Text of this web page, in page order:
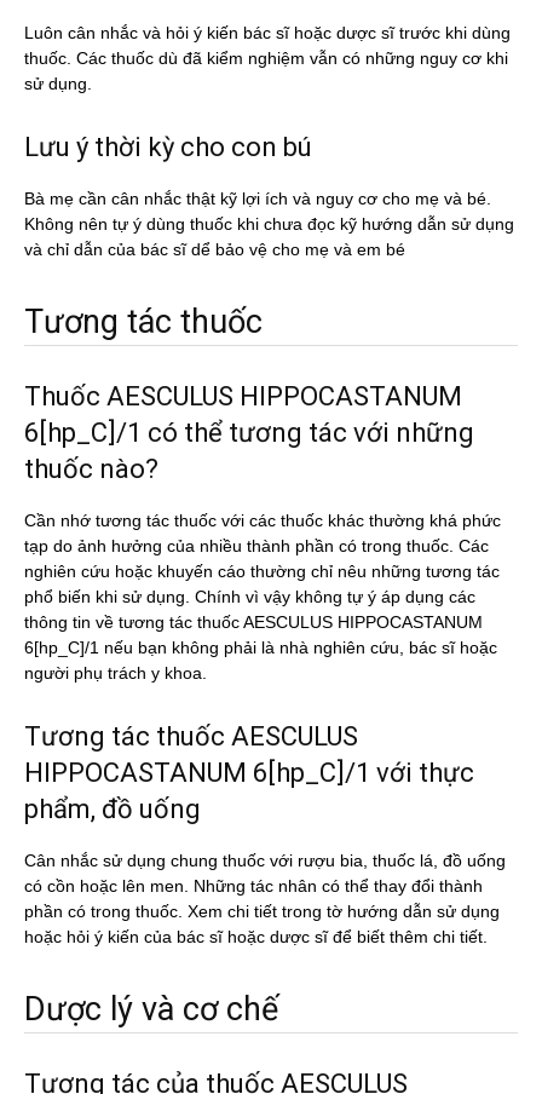
Luôn cân nhắc và hỏi ý kiến bác sĩ hoặc dược sĩ trước khi dùng
thuốc. Các thuốc dù đã kiểm nghiệm vẫn có những nguy cơ khi
sử dụng.
Lưu ý thời kỳ cho con bú
Bà mẹ cần cân nhắc thật kỹ lợi ích và nguy cơ cho mẹ và bé.
Không nên tự ý dùng thuốc khi chưa đọc kỹ hướng dẫn sử dụng
và chỉ dẫn của bác sĩ dể bảo vệ cho mẹ và em bé
Tương tác thuốc
Thuốc AESCULUS HIPPOCASTANUM
6[hp_C]/1 có thể tương tác với những
thuốc nào?
Cần nhớ tương tác thuốc với các thuốc khác thường khá phức
tạp do ảnh hưởng của nhiều thành phần có trong thuốc. Các
nghiên cứu hoặc khuyến cáo thường chỉ nêu những tương tác
phổ biến khi sử dụng. Chính vì vậy không tự ý áp dụng các
thông tin về tương tác thuốc AESCULUS HIPPOCASTANUM
6[hp_C]/1 nếu bạn không phải là nhà nghiên cứu, bác sĩ hoặc
người phụ trách y khoa.
Tương tác thuốc AESCULUS
HIPPOCASTANUM 6[hp_C]/1 với thực
phẩm, đồ uống
Cân nhắc sử dụng chung thuốc với rượu bia, thuốc lá, đồ uống
có cồn hoặc lên men. Những tác nhân có thể thay đổi thành
phần có trong thuốc. Xem chi tiết trong tờ hướng dẫn sử dụng
hoặc hỏi ý kiến của bác sĩ hoặc dược sĩ để biết thêm chi tiết.
Dược lý và cơ chế
Tương tác của thuốc AESCULUS